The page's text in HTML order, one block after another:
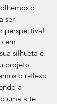
o
ser
perspectiva!
em
silhueta e
projeto.
o reflexo
a
uma arte